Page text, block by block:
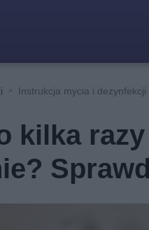
Instrukcja mycia i dezynfekcji
kilka